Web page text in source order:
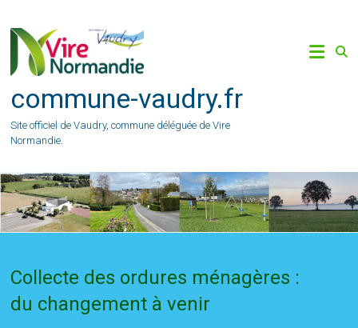
content
commune-vaudry.fr
Site officiel de Vaudry, commune déléguée de Vire
Normandie.
Collecte des ordures ménagères :
du changement à venir